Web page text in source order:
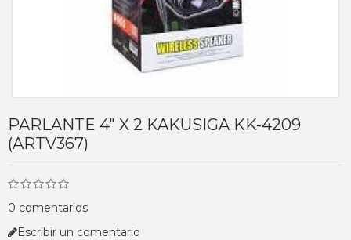
PARLANTE 4" X 2 KAKUSIGA KK-4209
(ARTV367)
0 comentarios
Escribir un comentario